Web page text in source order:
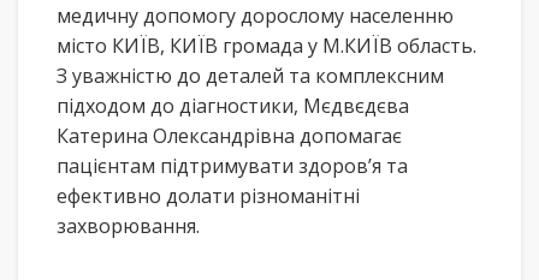
медичну допомогу дорослому населенню
місто КИЇВ, КИЇВ громада у М.КИЇВ область.
З уважністю до деталей та комплексним
підходом до діагностики, Мєдвєдєва
Катерина Олександрівна допомагає
пацієнтам підтримувати здоров’я та
ефективно долати різноманітні
захворювання.